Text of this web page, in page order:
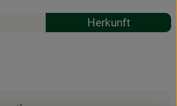
Rezepte
Herkunft